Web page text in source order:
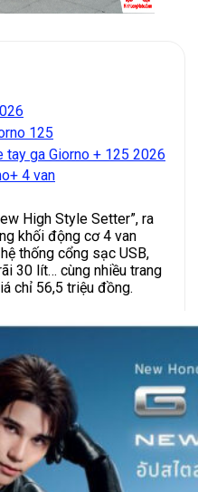
125
tay ga Giorno + 125 2026
4 van
High Style Setter”, ra
khối động cơ 4 van
thống cổng sạc USB,
30 lít… cùng nhiều trang
chỉ 56,5 triệu đồng.